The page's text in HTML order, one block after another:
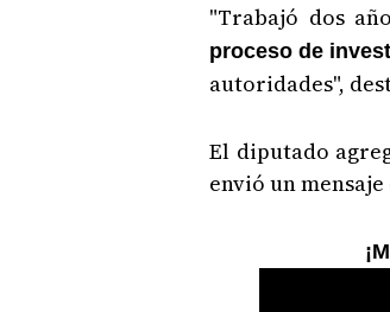
"Trabajó dos
proceso de
autoridades",
El diputado
envió un